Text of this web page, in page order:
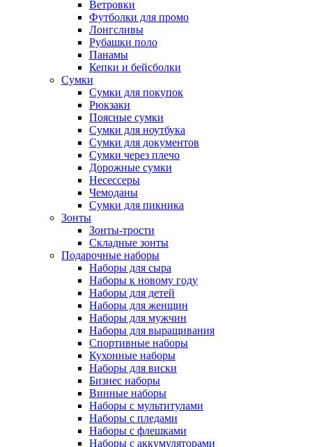
Ветровки
Футболки для промо
Лонгсливы
Рубашки поло
Панамы
Кепки и бейсболки
Сумки
Сумки для покупок
Рюкзаки
Поясные сумки
Сумки для ноутбука
Сумки для документов
Сумки через плечо
Дорожные сумки
Несессеры
Чемоданы
Сумки для пикника
Зонты
Зонты-трости
Складные зонты
Подарочные наборы
Наборы для сыра
Наборы к новому году
Наборы для детей
Наборы для женщин
Наборы для мужчин
Наборы для выращивания
Спортивные наборы
Кухонные наборы
Наборы для виски
Бизнес наборы
Винные наборы
Наборы с мультитулами
Наборы с пледами
Наборы с флешками
Наборы с аккумуляторами